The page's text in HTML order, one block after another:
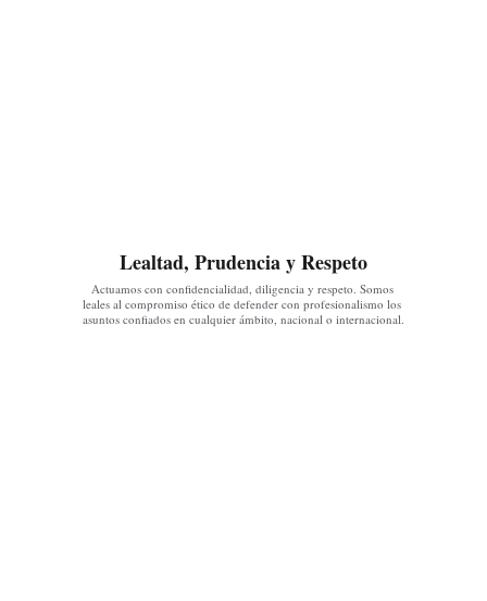
Lealtad, Prudencia y Respeto
Actuamos con confidencialidad, diligencia y respeto. Somos
leales al compromiso ético de defender con profesionalismo los
asuntos confiados en cualquier ámbito, nacional o internacional.